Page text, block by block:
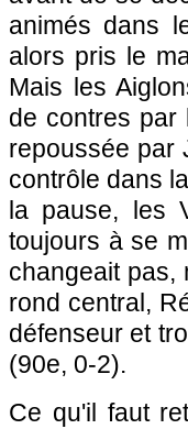
animés dans
alors pris le
Mais les
de contres par
repoussée par
contrôle dans
la pause, les
toujours à se
changeait pas,
rond central,
défenseur et
(90e, 0-2).
Ce qu'il faut